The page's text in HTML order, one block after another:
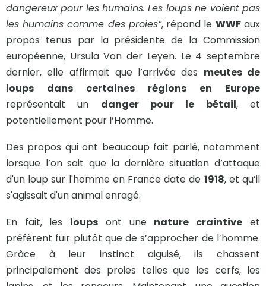
dangereux pour les humains. Les loups ne voient pas
les humains comme des proies”, répond le WWFaux
propos tenus par la présidente de la Commission
européenne, Ursula Von der Leyen. Le 4 septembre
dernier, elle affirmait que l’arrivée des meutes de
loups dans certaines régions en Europe
représentait un danger pour le bétail, et
potentiellement pour l’Homme.
Des propos qui ont beaucoup fait parlé, notamment
lorsque l’on sait que la dernière situation d’attaque
d'un loup sur l'homme en France date de 1918, et qu’il
s'agissait d'un animal enragé.
En fait, les loups ont une nature craintive et
préfèrent fuir plutôt que de s’approcher de l’homme.
Grâce à leur instinct aiguisé, ils chassent
principalement des proies telles que les cerfs, les